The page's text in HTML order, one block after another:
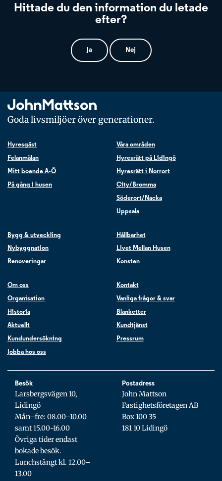
Hittade du den information du letade
efter?
Ja Nej
Goda livsmiljöer över generationer.
Hyresgäst
Felanmälan
Mitt boende A-Ö
På gång i husen
Våra områden
Hyresrätt på Lidingö
Hyresrätt i Norrort
City/Bromma
Söderort/Nacka
Uppsala
Bygg & utveckling
Nybyggnation
Renoveringar
Hållbarhet
Livet Mellan Husen
Konsten
Om oss
Organisation
Historia
Aktuellt
Kundundersökning
Jobba hos oss
Kontakt
Vanliga frågor & svar
Blanketter
Kundtjänst
Pressrum
Besök
Larsbergsvägen 10,
Lidingö
Mån–fre: 08.00–10.00
samt 15.00-16.00
Övriga tider endast
bokade besök.
Lunchstängt kl. 12.00–
13.00
Postadress
John Mattson
Fastighetsföretagen AB
Box 100 35
181 10 Lidingö